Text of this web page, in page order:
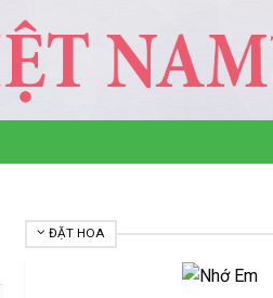
ĐẶT HOA